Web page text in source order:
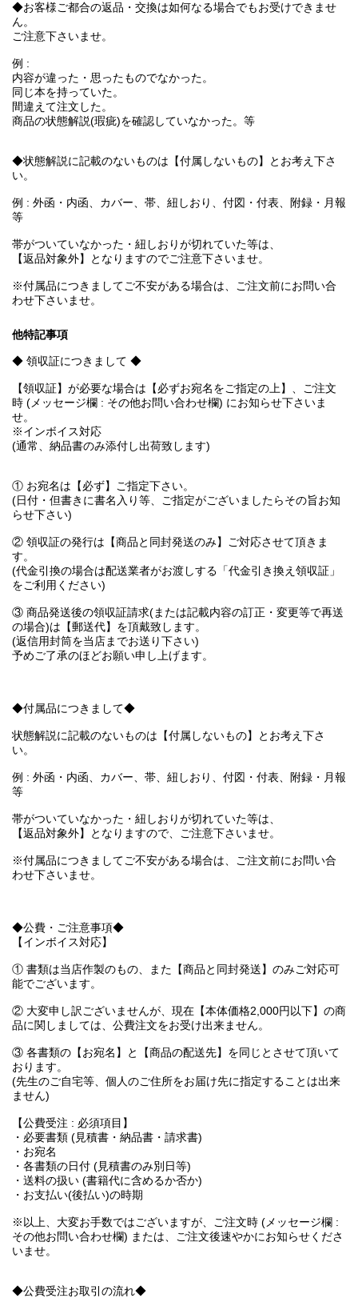
◆お客様ご都合の返品・交換は如何なる場合でもお受けできませ
ん。
ご注意下さいませ。
例 :
内容が違った・思ったものでなかった。
同じ本を持っていた。
間違えて注文した。
商品の状態解説(瑕疵)を確認していなかった。等
◆状態解説に記載のないものは【付属しないもの】とお考え下さ
い。
例 : 外函・内函、カバー、帯、紐しおり、付図・付表、附録・月報
等
帯がついていなかった・紐しおりが切れていた等は、
【返品対象外】となりますのでご注意下さいませ。
※付属品につきましてご不安がある場合は、ご注文前にお問い合
わせ下さいませ。
他特記事項
◆ 領収証につきまして ◆
【領収証】が必要な場合は【必ずお宛名をご指定の上】、ご注文
時 (メッセージ欄 : その他お問い合わせ欄) にお知らせ下さいま
せ。
※インボイス対応
(通常、納品書のみ添付し出荷致します)
① お宛名は【必ず】ご指定下さい。
(日付・但書きに書名入り等、ご指定がございましたらその旨お知
らせ下さい)
② 領収証の発行は【商品と同封発送のみ】ご対応させて頂きま
す。
(代金引換の場合は配送業者がお渡しする「代金引き換え領収証」
をご利用ください)
③ 商品発送後の領収証請求(または記載内容の訂正・変更等で再送
の場合)は【郵送代】を頂戴致します。
(返信用封筒を当店までお送り下さい)
予めご了承のほどお願い申し上げます。
◆付属品につきまして◆
状態解説に記載のないものは【付属しないもの】とお考え下さ
い。
例 : 外函・内函、カバー、帯、紐しおり、付図・付表、附録・月報
等
帯がついていなかった・紐しおりが切れていた等は、
【返品対象外】となりますので、ご注意下さいませ。
※付属品につきましてご不安がある場合は、ご注文前にお問い合
わせ下さいませ。
◆公費・ご注意事項◆
【インボイス対応】
① 書類は当店作製のもの、また【商品と同封発送】のみご対応可
能でございます。
② 大変申し訳ございませんが、現在【本体価格2,000円以下】の商
品に関しましては、公費注文をお受け出来ません。
③ 各書類の【お宛名】と【商品の配送先】を同じとさせて頂いて
おります。
(先生のご自宅等、個人のご住所をお届け先に指定することは出来
ません)
【公費受注 : 必須項目】
・必要書類 (見積書・納品書・請求書)
・お宛名
・各書類の日付 (見積書のみ別日等)
・送料の扱い (書籍代に含めるか否か)
・お支払い(後払い)の時期
※以上、大変お手数ではございますが、ご注文時 (メッセージ欄 :
その他お問い合わせ欄) または、ご注文後速やかにお知らせくださ
いませ。
◆公費受注お取引の流れ◆